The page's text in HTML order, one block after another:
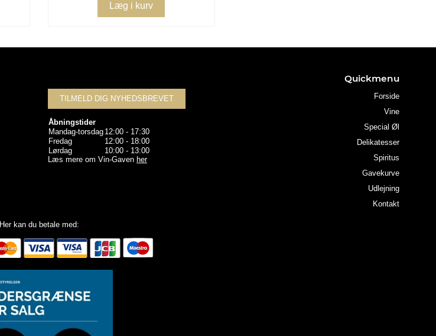
Læg i kurv
TILMELD DIG NYHEDSBREVET
Åbningstider
Mandag-torsdag 12:00 - 17:30
Fredag
12:00 - 18:00
Lørdag
10:00 - 13:00
Læs mere om Vin-Gaven her
Quickmenu
Forside
Vine
Special Øl
Delikatesser
Spiritus
Gavekurve
Udlejning
Kontakt
Her kan du betale med: